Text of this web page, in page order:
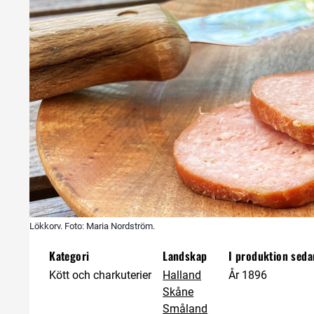
Lökkorv. Foto: Maria Nordström.
Kategori
Kött och charkuterier
Landskap
Halland
Skåne
Småland
I produktion
År 1896